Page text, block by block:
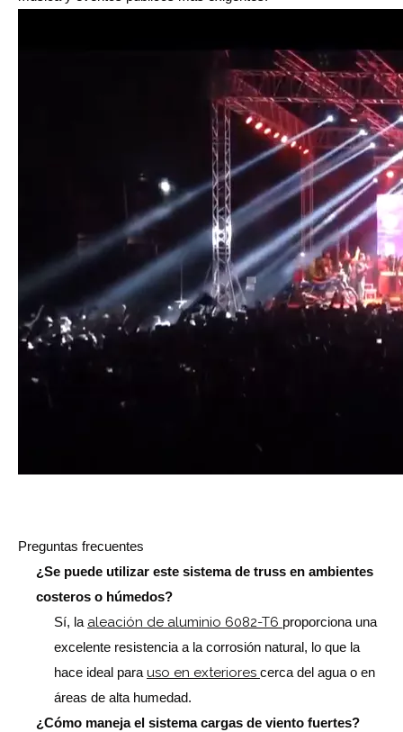
Preguntas frecuentes
¿Se puede utilizar este sistema de truss en ambientes
costeros o húmedos?
Sí, la aleación de aluminio 6082-T6 proporciona una
excelente resistencia a la corrosión natural, lo que la
hace ideal para uso en exteriores cerca del agua o en
áreas de alta humedad.
¿Cómo maneja el sistema cargas de viento fuertes?